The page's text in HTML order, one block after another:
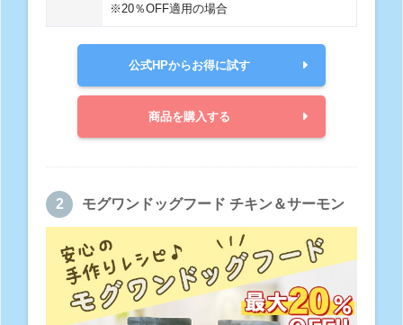
※20％OFF適用の場合
公式HPからお得に試す
商品を購入する
モグワンドッグフード チキン＆サーモン